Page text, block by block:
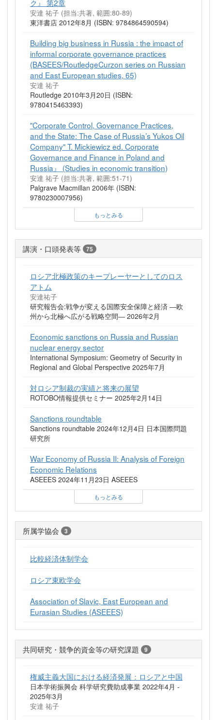
ク』 第2章
安達 祐子 (担当:共著, 範囲:80-89)
東洋書店 2012年8月 (ISBN: 9784864590594)
Building big business in Russia : the impact of
informal corporate governance practices
(BASEES/RoutledgeCurzon series on Russian
and East European studies, 65)
安達 祐子
Routledge 2010年3月20日 (ISBN:
9780415463393)
"Corporate Control, Governance Practices,
and the State: The Case of Russia’s Yukos Oil
Company" T. Mickiewicz ed. Corporate
Governance and Finance in Poland and
Russia』 (Studies in economic transition)
安達 祐子 (担当:共著, 範囲:51-71)
Palgrave Macmillan 2006年 (ISBN:
9780230007956)
もっとみる
講演・口頭発表等 75
ロシア北極政策のキープレーヤーとしてのロス
アトム
安達祐子
研究報告会:戦争が変える国際安全保障と経済 ―欧
州から北極へ広がる戦略空間― 2026年2月
Economic sanctions on Russia and Russian
nuclear energy sector
International Symposium: Geometry of Security in
Regional and Global Perspective 2025年7月
対ロシア制裁の実績と将来の展望
ROTOBO情報提供セミナー 2025年2月14日
Sanctions roundtable
Sanctions roundtable 2024年12月4日 日本国際問題
研究所
War Economy of Russia II: Analysis of Foreign
Economic Relations
ASEEES 2024年11月23日 ASEEES
もっとみる
所属学協会 3
比較経済体制学会
ロシア東欧学会
Association of Slavic, East European and
Eurasian Studies (ASEEES)
共同研究・競争的資金等の研究課題 9
権威主義大国における経済発展：ロシアと中国
日本学術振興会 科学研究費助成事業 2022年4月 -
2025年3月
安達 祐子